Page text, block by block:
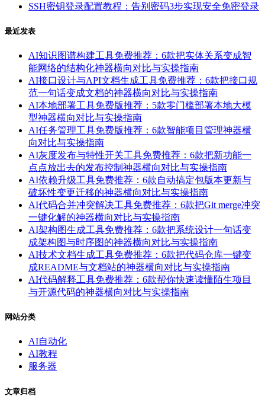
SSH密钥登录配置教程：告别密码3步实现安全免密登录
最近发表
AI知识图谱构建工具免费推荐：6款把实体关系变成智
能网络的结构化神器横向对比与实操指南
AI接口设计与API文档生成工具免费推荐：6款把接口规
范一句话变成文档的神器横向对比与实操指南
AI本地部署工具免费版推荐：5款零门槛部署本地大模
型神器横向对比与实操指南
AI任务管理工具免费版推荐：6款智能项目管理神器横
向对比与实操指南
AI灰度发布与特性开关工具免费推荐：6款把新功能一
点点放出去的发布控制神器横向对比与实操指南
AI依赖升级工具免费推荐：6款自动搞定包版本更新与
破坏性变更迁移的神器横向对比与实操指南
AI代码合并冲突解决工具免费推荐：6款把Git merge冲突
一键化解的神器横向对比与实操指南
AI架构图生成工具免费推荐：6款把系统设计一句话变
成架构图与时序图的神器横向对比与实操指南
AI技术文档生成工具免费推荐：6款把代码仓库一键变
成README与文档站的神器横向对比与实操指南
AI代码解释工具免费推荐：6款帮你快速读懂陌生项目
与开源代码的神器横向对比与实操指南
网站分类
AI自动化
AI教程
服务器
文章归档